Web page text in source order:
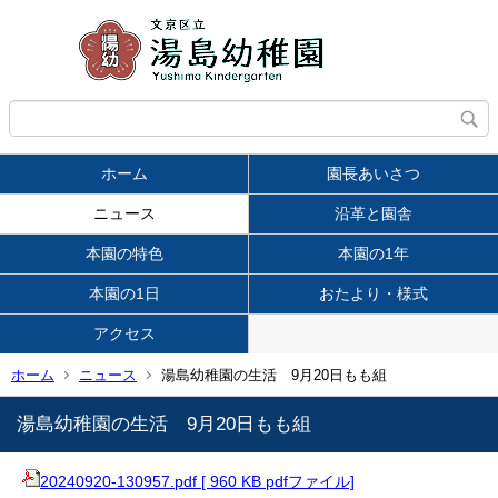
ホーム 園長あいさつ
ニュース 沿革と園舎
本園の特色 本園の1年
本園の1日 おたより・様式
アクセス
ホーム ニュース 湯島幼稚園の生活 9月20日もも組
湯島幼稚園の生活 9月20日もも組
20240920-130957.pdf [ 960 KB pdfファイル]